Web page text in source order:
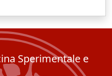
Sperimentale e